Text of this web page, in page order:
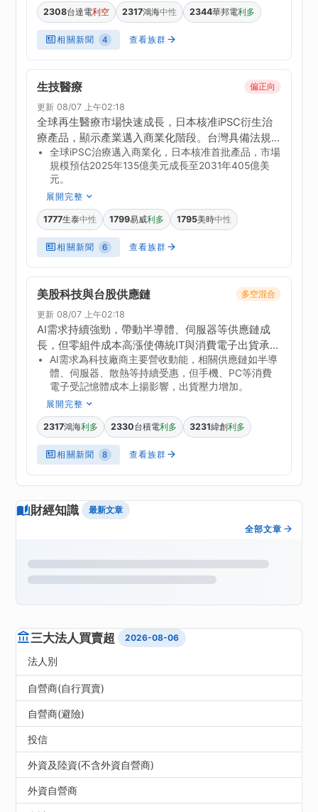
2308台達電利空 2317鴻海中性 2344華邦電利多
相關新聞 4 查看族群
生技醫療
更新 08/07 上午02:18
偏正向
全球再生醫療市場快速成長，日本核准iPSC衍生治
療產品，顯示產業邁入商業化階段。台灣具備法規
與臨床基礎，應強化CDMO能力並深化國際合作，
以切入全球供應鏈。易威生醫完成健亞生技整併，
建構台美製藥平台，啟動國際CDMO成長引擎。生
技醫療類股近期表現波動，整體產業趨勢正向，但
個股影響需視具體業務關聯。
全球iPSC治療邁入商業化，日本核准首批產品，市場
規模預估2025年135億美元成長至2031年405億美
元。
展開完整
1777生泰中性 1799易威利多 1795美時中性
相關新聞 6 查看族群
美股科技與台股供應鏈
更新 08/07 上午02:18
多空混合
AI需求持續強勁，帶動半導體、伺服器等供應鏈成
長，但零組件成本高漲使傳統IT與消費電子出貨承
壓，科技股7月營收表現分歧。美國科技財報優於預
期，緩解市場對AI資本支出效益的擔憂，激勵台股強
彈，外資大幅回補，AI供應鏈獲資金青睞。後續觀察
焦點在企業獲利與AI投資趨勢驗證，以及記憶體、
PCB等供需吃緊與漲價循環的延續性。
AI需求為科技廠商主要營收動能，相關供應鏈如半導
體、伺服器、散熱等持續受惠，但手機、PC等消費
電子受記憶體成本上揚影響，出貨壓力增加。
展開完整
2317鴻海利多 2330台積電利多 3231緯創利多
相關新聞 8 查看族群
財經知識
最新文章
全部文章
三大法人買賣超 2026-08-06
法人別
自營商(自行買賣)
自營商(避險)
投信
外資及陸資(不含外資自營商)
外資自營商